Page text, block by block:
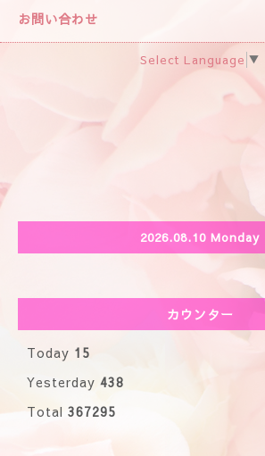
お問い合わせ
Select Language ▼
2026.08.10 Monday
カウンター
Today 15
Yesterday 438
Total 367295